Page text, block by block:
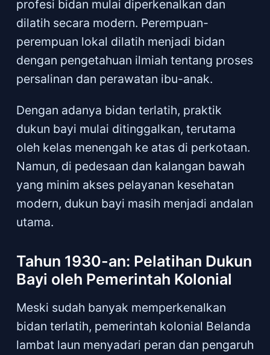
profesi bidan mulai diperkenalkan dan
dilatih secara modern. Perempuan-
perempuan lokal dilatih menjadi bidan
dengan pengetahuan ilmiah tentang proses
persalinan dan perawatan ibu-anak.
Dengan adanya bidan terlatih, praktik
dukun bayi mulai ditinggalkan, terutama
oleh kelas menengah ke atas di perkotaan.
Namun, di pedesaan dan kalangan bawah
yang minim akses pelayanan kesehatan
modern, dukun bayi masih menjadi andalan
utama.
Tahun 1930-an: Pelatihan Dukun
Bayi oleh Pemerintah Kolonial
Meski sudah banyak memperkenalkan
bidan terlatih, pemerintah kolonial Belanda
lambat laun menyadari peran dan pengaruh